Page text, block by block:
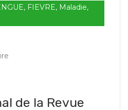
FIEVRE, Maladie,
de la Revue